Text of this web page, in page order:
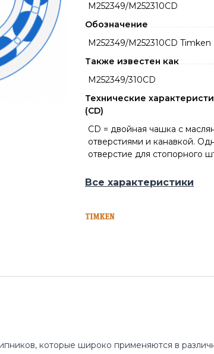
M252349/M252310CD
Обозначение
M252349/M252310CD Timken
Также известен как
M252349/310CD
Технические
(CD)
CD = двойная чашка с
отверстиями и канавкой.
отверстие для стопорного
Все характеристики
которые широко применяются в